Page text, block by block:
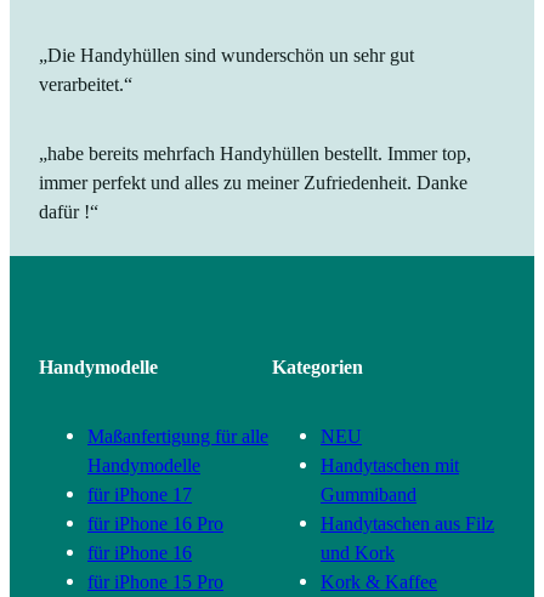
„Die Handyhüllen sind wunderschön un sehr gut
verarbeitet.“
„habe bereits mehrfach Handyhüllen bestellt. Immer top,
immer perfekt und alles zu meiner Zufriedenheit. Danke
dafür !“
Handymodelle
Maßanfertigung für alle
Handymodelle
für iPhone 17
für iPhone 16 Pro
für iPhone 16
für iPhone 15 Pro
Kategorien
NEU
Handytaschen mit
Gummiband
Handytaschen aus Filz
und Kork
Kork & Kaffee